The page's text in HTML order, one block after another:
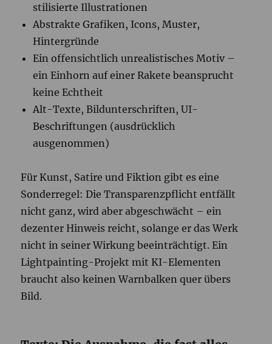
stilisierte Illustrationen
Abstrakte Grafiken, Icons, Muster,
Hintergründe
Ein offensichtlich unrealistisches Motiv –
ein Einhorn auf einer Rakete beansprucht
keine Echtheit
Alt-Texte, Bildunterschriften, UI-
Beschriftungen (ausdrücklich
ausgenommen)
Für Kunst, Satire und Fiktion gibt es eine
Sonderregel: Die Transparenzpflicht entfällt
nicht ganz, wird aber abgeschwächt – ein
dezenter Hinweis reicht, solange er das Werk
nicht in seiner Wirkung beeinträchtigt. Ein
Lightpainting-Projekt mit KI-Elementen
braucht also keinen Warnbalken quer übers
Bild.